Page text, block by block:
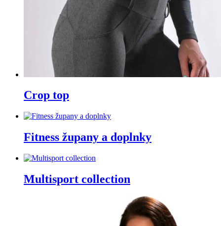
Crop top
Fitness župany a doplnky
Multisport collection